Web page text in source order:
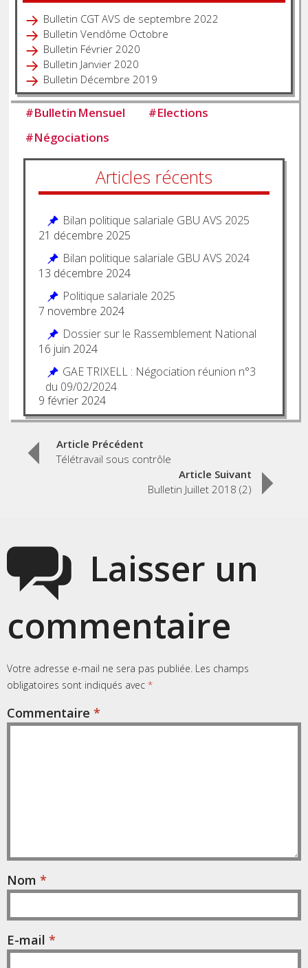
Bulletin CGT AVS de septembre 2022
Bulletin Vendôme Octobre
Bulletin Février 2020
Bulletin Janvier 2020
Bulletin Décembre 2019
#Bulletin Mensuel #Elections
#Négociations
Articles récents
Bilan politique salariale GBU AVS 2025
21 décembre 2025
Bilan politique salariale GBU AVS 2024
13 décembre 2024
Politique salariale 2025
7 novembre 2024
Dossier sur le Rassemblement National
16 juin 2024
GAE TRIXELL : Négociation réunion n°3
du 09/02/2024
9 février 2024
PostArticle Précédent
Télétravail sous contrôle
Article Suivant
Bulletin Juillet 2018 (2)
Laisser un
commentaire
Votre adresse e-mail ne sera pas publiée. Les champs
obligatoires sont indiqués avec *
Commentaire *
Nom *
E-mail *